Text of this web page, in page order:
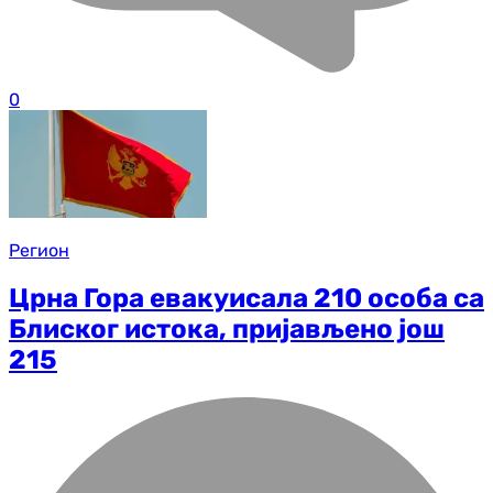
0
Регион
Црна Гора евакуисала 210 особа са
Блиског истока, пријављено још
215